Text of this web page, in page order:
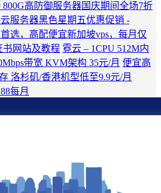
800G高防御服务器国庆期间全场7折
服务器黑色星期五优惠促销 -
首选，高配便宜新加坡vps，每月仅
书网站及教程 霓云 – 1CPU 512M内
带宽 KVM架构 35元/月 便宜高
洛杉矶/香港机型低至9.9元/月
每月